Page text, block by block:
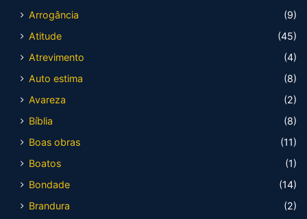
Arrogância
(9)
Atitude
(45)
Atrevimento
(4)
Auto estima
(8)
Avareza
(2)
Bíblia
(8)
Boas obras
(11)
Boatos
(1)
Bondade
(14)
Brandura
(2)